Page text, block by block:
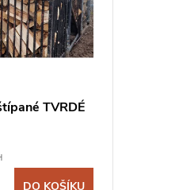
TVRDÉ
DO KOŠÍKU